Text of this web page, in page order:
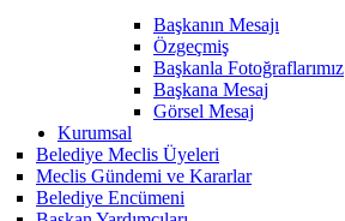
Başkanın Mesajı
Özgeçmiş
Başkanla Fotoğraflarımız
Başkana Mesaj
Görsel Mesaj
Kurumsal
Belediye Meclis Üyeleri
Meclis Gündemi ve Kararlar
Belediye Encümeni